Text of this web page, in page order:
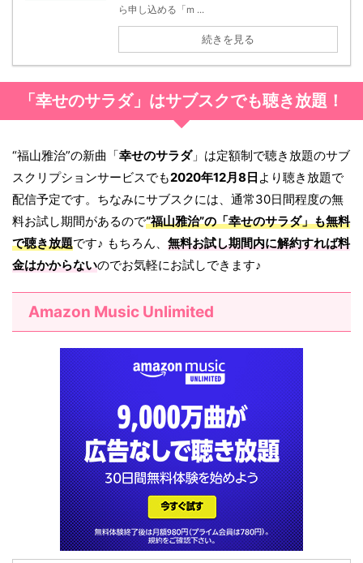
ら申し込める「m ...
続きを見る
「幸せのサラダ」はサブスクでも聴き放題！
“福山雅治”の新曲「幸せのサラダ」は定額制で聴き放題のサブ
スクリプションサービスでも2020年12月8日 より聴き放題で
配信予定です。ちなみにサブスクには、通常30日間程度の無
料お試し期間があるので“福山雅治”の「幸せのサラダ」も無料
で聴き放題です♪ もちろん、 無料お試し期間内に解約すれば料
金はかからないのでお気軽にお試しできます♪
Amazon Music Unlimited